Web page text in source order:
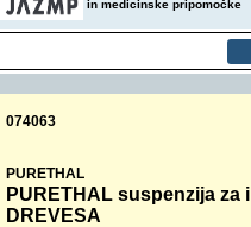
in medicinske pripomočke
074063
PURETHAL
PURETHAL suspenzija za
DREVESA